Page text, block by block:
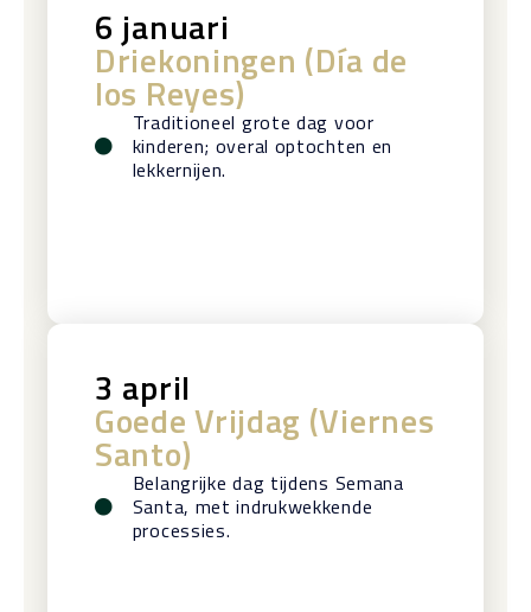
6 januari
Driekoningen (Día de
los Reyes)
Traditioneel grote dag voor
kinderen; overal optochten en
lekkernijen.
3 april
Goede Vrijdag (Viernes
Santo)
Belangrijke dag tijdens Semana
Santa, met indrukwekkende
processies.